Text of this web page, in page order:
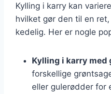
Kylling i karry kan
hvilket gør den til en
kedelig. Her er nogle
Kylling i karry med
forskellige
eller gulerødder for